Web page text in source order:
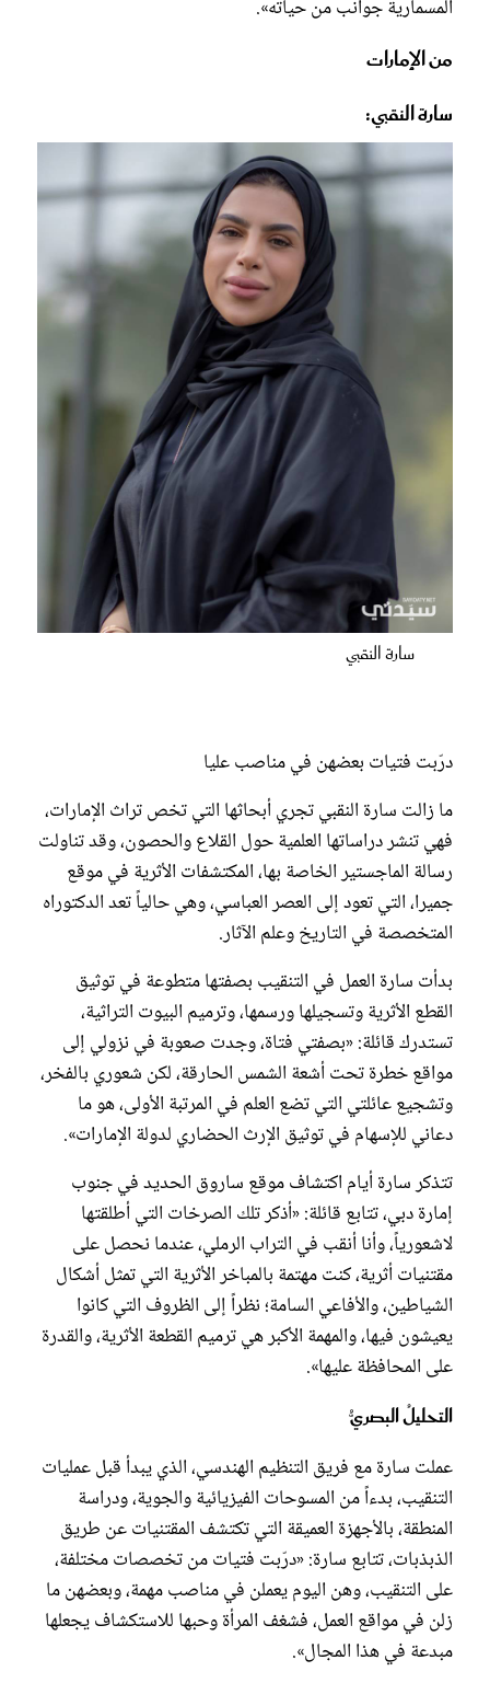
المسمارية جوانب من حياته».
من الإمارات
سارة النقبي:
سارة النقبي
درّبت فتيات بعضهن في مناصب عليا
ما زالت سارة النقبي تجري أبحاثها التي تخص تراث الإمارات،
فهي تنشر دراساتها العلمية حول القلاع والحصون، وقد تناولت
رسالة الماجستير الخاصة بها، المكتشفات الأثرية في موقع
جميرا، التي تعود إلى العصر العباسي، وهي حالياً تعد الدكتوراه
المتخصصة في التاريخ وعلم الآثار.
بدأت سارة العمل في التنقيب بصفتها متطوعة في توثيق
القطع الأثرية وتسجيلها ورسمها، وترميم البيوت التراثية،
تستدرك قائلة: «بصفتي فتاة، وجدت صعوبة في نزولي إلى
مواقع خطرة تحت أشعة الشمس الحارقة، لكن شعوري بالفخر،
وتشجيع عائلتي التي تضع العلم في المرتبة الأولى، هو ما
دعاني للإسهام في توثيق الإرث الحضاري لدولة الإمارات».
تتذكر سارة أيام اكتشاف موقع ساروق الحديد في جنوب
إمارة دبي، تتابع قائلة: «أذكر تلك الصرخات التي أطلقتها
لاشعورياً، وأنا أنقب في التراب الرملي، عندما نحصل على
مقتنيات أثرية، كنت مهتمة بالمباخر الأثرية التي تمثل أشكال
الشياطين، والأفاعي السامة؛ نظراً إلى الظروف التي كانوا
يعيشون فيها، والمهمة الأكبر هي ترميم القطعة الأثرية، والقدرة
على المحافظة عليها».
التحليلُ البصريُّ
عملت سارة مع فريق التنظيم الهندسي، الذي يبدأ قبل عمليات
التنقيب، بدءاً من المسوحات الفيزيائية والجوية، ودراسة
المنطقة، بالأجهزة العميقة التي تكتشف المقتنيات عن طريق
الذبذبات، تتابع سارة: «درّبت فتيات من تخصصات مختلفة،
على التنقيب، وهن اليوم يعملن في مناصب مهمة، وبعضهن ما
زلن في مواقع العمل، فشغف المرأة وحبها للاستكشاف يجعلها
مبدعة في هذا المجال».